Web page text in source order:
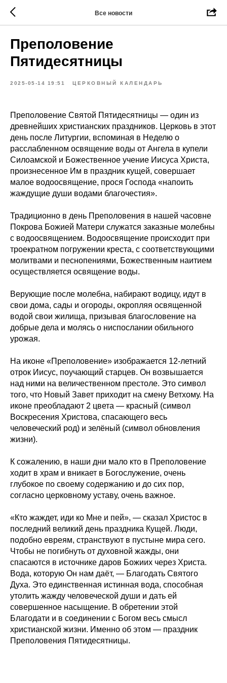
Все новости
Преполовение
Пятидесятницы
2025-05-14 19:51 ЦЕРКОВНЫЙ КАЛЕНДАРЬ
Преполовение Святой Пятидесятницы — один из
древнейших христианских праздников. Церковь в этот
день после Литургии, вспоминая в Неделю о
расслабленном освящение воды от Ангела в купели
Силоамской и Божественное учение Иисуса Христа,
произнесенное Им в праздник кущей, совершает
малое водоосвящение, прося Господа «напоить
жаждущие души водами благочестия».
Традиционно в день Преполовения в нашей часовне
Покрова Божией Матери служатся заказные молебны
с водоосвящением. Водоосвящение происходит при
троекратном погружении креста, с соответствующими
молитвами и песнопениями, Божественным наитием
осуществляется освящение воды.
Верующие после молебна, набирают водицу, идут в
свои дома, сады и огороды, окропляя освященной
водой свои жилища, призывая благословение на
добрые дела и молясь о ниспослании обильного
урожая.
На иконе «Преполовение» изображается 12-летний
отрок Иисус, поучающий старцев. Он возвышается
над ними на величественном престоле. Это символ
того, что Новый Завет приходит на смену Ветхому. На
иконе преобладают 2 цвета — красный (символ
Воскресения Христова, спасающего весь
человеческий род) и зелёный (символ обновления
жизни).
К сожалению, в наши дни мало кто в Преполовение
ходит в храм и вникает в Богослужение, очень
глубокое по своему содержанию и до сих пор,
согласно церковному уставу, очень важное.
«Кто жаждет, иди ко Мне и пей», — сказал Христос в
последний великий день праздника Кущей. Люди,
подобно евреям, странствуют в пустыне мира сего.
Чтобы не погибнуть от духовной жажды, они
спасаются в источнике даров Божиих через Христа.
Вода, которую Он нам даёт, — Благодать Святого
Духа. Это единственная истинная вода, способная
утолить жажду человеческой души и дать ей
совершенное насыщение. В обретении этой
Благодати и в соединении с Богом весь смысл
христианской жизни. Именно об этом — праздник
Преполовения Пятидесятницы.